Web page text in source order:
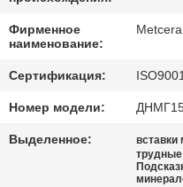
КАРТА
ПОЛИТИКА
Фирменное
наименование:
Metcera
Сертификация:
Номер модели:
Выделенное: вставки
трудные